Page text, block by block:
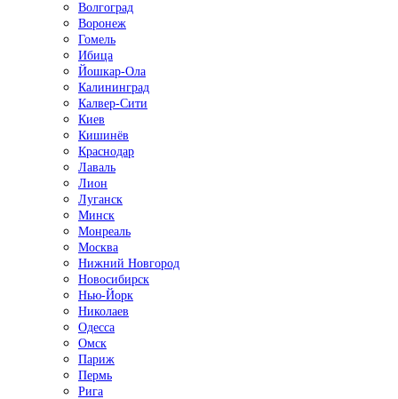
Волгоград
Воронеж
Гомель
Ибица
Йошкар-Ола
Калининград
Калвер-Сити
Киев
Кишинёв
Краснодар
Лаваль
Лион
Луганск
Минск
Монреаль
Москва
Нижний Новгород
Новосибирск
Нью-Йорк
Николаев
Одесса
Омск
Париж
Пермь
Рига